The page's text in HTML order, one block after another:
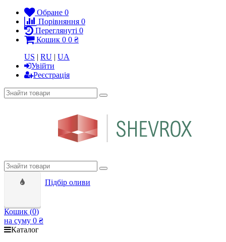
Обране 0
Порівняння 0
Переглянуті 0
Кошик 0 0 ₴
US | RU | UA
Увійти
Реєстрація
Підбір оливи
Кошик (0)
на суму 0 ₴
Каталог